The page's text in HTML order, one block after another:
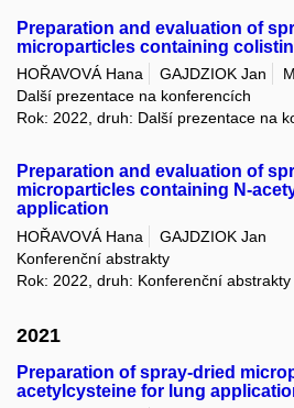
Preparation and evaluation of
microparticles containing
HOŘAVOVÁ Hana GAJDZIOK Jan
Další prezentace na konferencích
Rok: 2022, druh: Další prezentace na
Preparation and evaluation of
microparticles containing N-
application
HOŘAVOVÁ Hana
GAJDZIOK Jan
Konferenční abstrakty
Rok: 2022, druh: Konferenční abstrakty
2021
Preparation of spray-dried
acetylcysteine for lung